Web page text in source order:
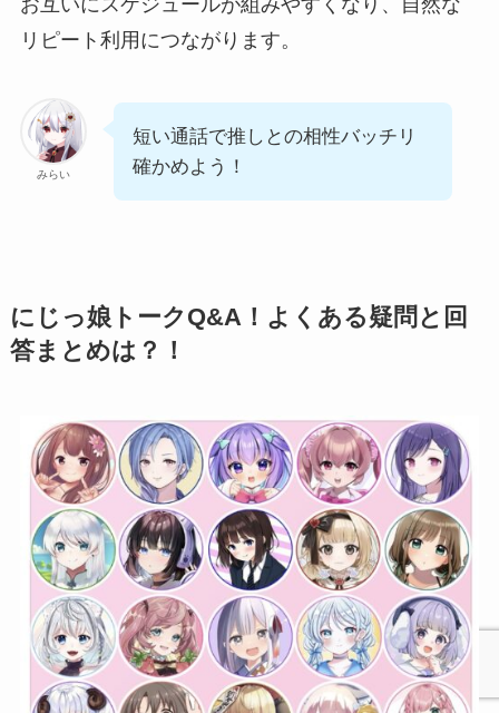
お互いにスケジュールが組みやすくなり、自然な
リピート利用につながります。
みらい
短い通話で推しとの相性バッチリ
確かめよう！
にじっ娘トークQ&A！よくある疑問と回
答まとめは？！